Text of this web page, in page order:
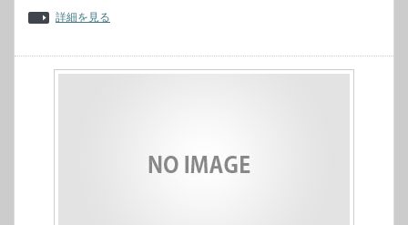
詳細を見る